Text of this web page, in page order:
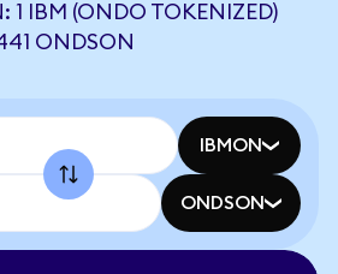
1 IBM (ONDO TOKENIZED)
ONDSON
IBMON
ONDSON